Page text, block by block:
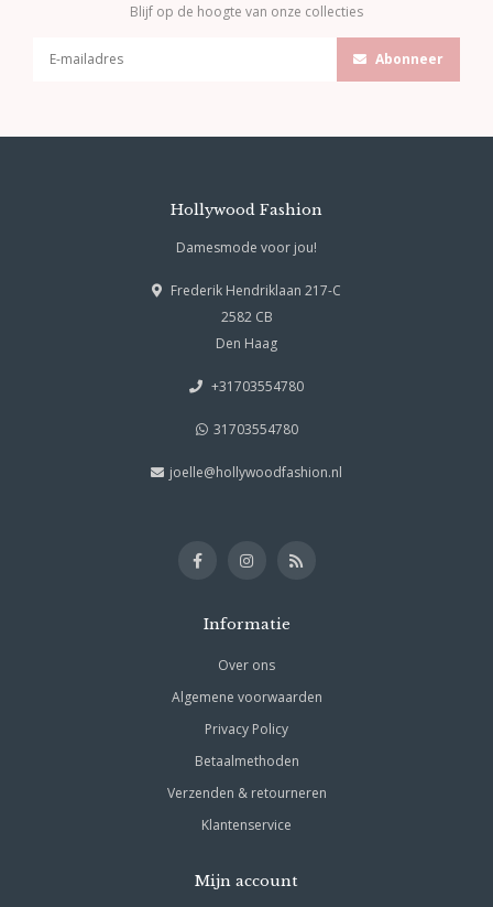
Blijf op de hoogte van onze collecties
Abonneer
Hollywood Fashion
Damesmode voor jou!
Frederik Hendriklaan 217-C
2582 CB
Den Haag
+31703554780
31703554780
joelle@hollywoodfashion.nl
Informatie
Over ons
Algemene voorwaarden
Privacy Policy
Betaalmethoden
Verzenden & retourneren
Klantenservice
Mijn account